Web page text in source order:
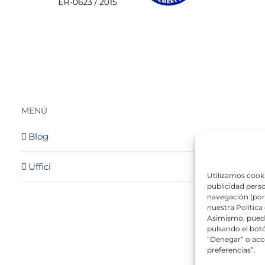
Utilizamos
publicidad
navegación
nuestra Política
Asimismo,
pulsando el
“Denegar” o
preferencias”.
MENÚ
Blog
Uffici